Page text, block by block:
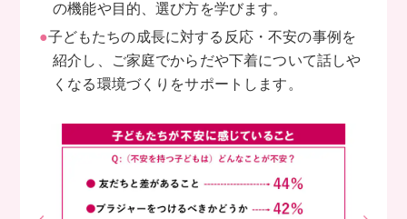
の機能や目的、選び方を学びます。
●子どもたちの成長に対する反応・不安の事例を
紹介し、ご家庭でからだや下着について話しや
くなる環境づくりをサポートします。